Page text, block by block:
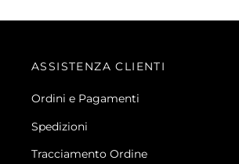
ASSISTENZA CLIENTI
Ordini e Pagamenti
Spedizioni
Tracciamento Ordine